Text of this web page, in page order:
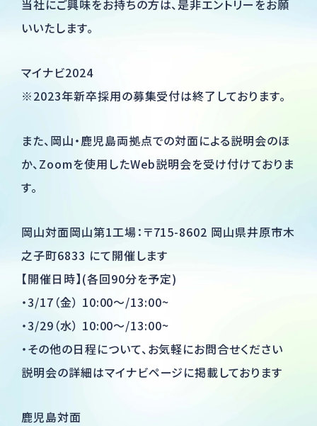
当社にご興味をお持ちの方は、是非エントリーをお願
いいたします。
マイナビ2024
※2023年新卒採用の募集受付は終了しております。
また、岡山・鹿児島両拠点での対面による説明会のほ
か、Zoomを使用したWeb説明会を受け付けておりま
す。
岡山対面岡山第1工場：〒715-8602 岡山県井原市木
之子町6833 にて開催します
【開催日時】(各回90分を予定)
・3/17（金） 10:00～/13:00~
・3/29（水） 10:00～/13:00~
・その他の日程について、お気軽にお問合せください
説明会の詳細はマイナビページに掲載しております
鹿児島対面